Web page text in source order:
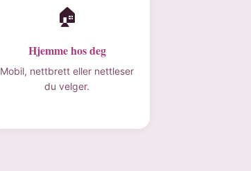
🏠
Hjemme hos deg
Mobil, nettbrett eller nettleser
du velger.